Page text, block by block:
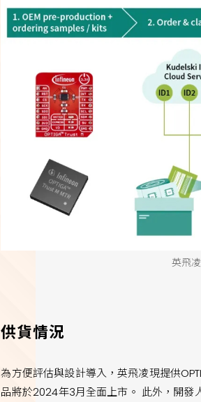
英飛
供貨情況
為方便評估與設計導入，英飛凌現提供
品將於2024年3月全面上市。 此外，開發